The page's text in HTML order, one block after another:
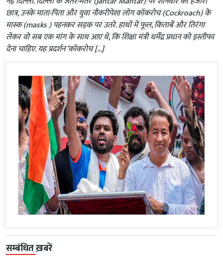
छात्र, उनके माता-पिता और युवा नौकरीपेशा लोग कॉकरोच (Cockroach) के
मास्क (masks ) पहनकर सड़क पर उतरे. हाथों में फूल, किताबें और तिरंगा
लेकर वो सब एक मांग के साथ आए थे, कि शिक्षा मंत्री धर्मेंद्र प्रधान को इस्तीफा
देना चाहिए. यह प्रदर्शन ‘कॉकरोच […]
सम्बंधित ख़बरें